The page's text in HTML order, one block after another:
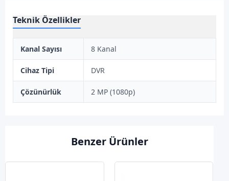
Teknik Özellikler
Kanal Sayısı 8 Kanal
Cihaz Tipi DVR
Çözünürlük 2 MP (1080p)
Benzer Ürünler